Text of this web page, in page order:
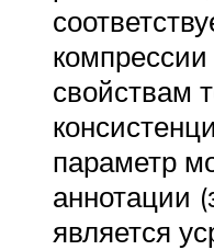
свойствам
параметр
аннотации
является